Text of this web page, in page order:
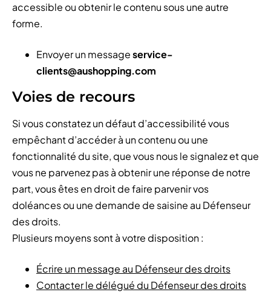
accessible ou obtenir le contenu sous une autre
forme.
Envoyer un messageservice-
clients@aushopping.com
Voies de recours
Si vous constatez un défaut d’accessibilité vous
empêchant d’accéder à un contenu ou une
fonctionnalité du site, que vous nous le signalez et que
vous ne parvenez pas à obtenir une réponse de notre
part, vous êtes en droit de faire parvenir vos
doléances ou une demande de saisine au Défenseur
des droits.
Plusieurs moyens sont à votre disposition :
Écrire un message au Défenseur des droits
Contacter le délégué du Défenseur des droits